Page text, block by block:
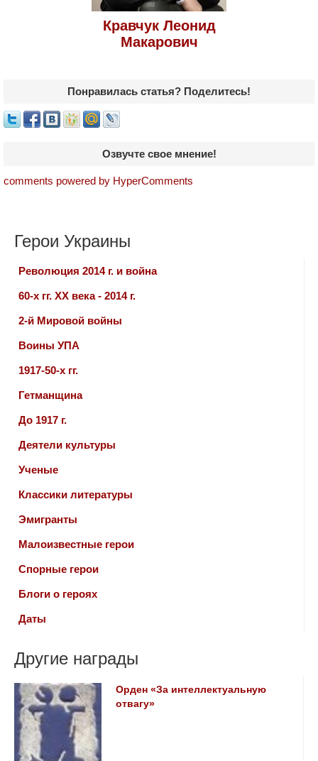
Кравчук Леонид
Макарович
Понравилась статья? Поделитесь!
Озвучте свое мнение!
comments powered by HyperComments
Герои Украины
Революция 2014 г. и война
60-х гг. ХХ века - 2014 г.
2-й Мировой войны
Воины УПА
1917-50-х гг.
Гетманщина
До 1917 г.
Деятели культуры
Ученые
Классики литературы
Эмигранты
Малоизвестные герои
Спорные герои
Блоги о героях
Даты
Другие награды
Орден «За интеллектуальную
отвагу»